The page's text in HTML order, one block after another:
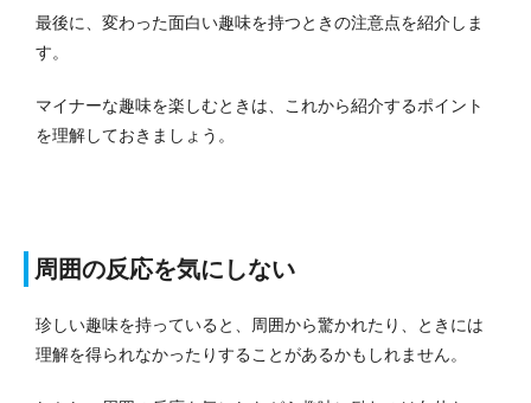
最後に、変わった面白い趣味を持つときの注意点を紹介しま
す。
マイナーな趣味を楽しむときは、これから紹介するポイント
を理解しておきましょう。
周囲の反応を気にしない
珍しい趣味を持っていると、周囲から驚かれたり、ときには
理解を得られなかったりすることがあるかもしれません。